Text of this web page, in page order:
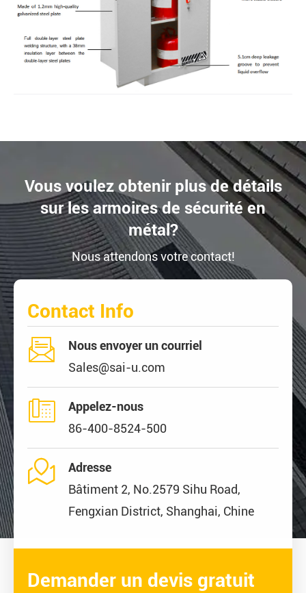
Vous voulez obtenir plus de détails
sur les armoires de sécurité en
métal?
Nous attendons votre contact!
Contact Info

Nous envoyer un courriel
Sales@sai-u.com

Appelez-nous
86-400-8524-500

Adresse
Bâtiment 2, No.2579 Sihu Road,
Fengxian District, Shanghai, Chine
Demander un devis gratuit